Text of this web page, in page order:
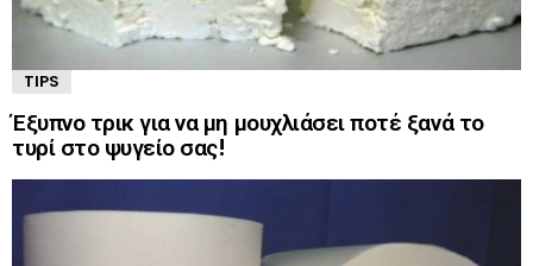
TIPS
Έξυπνο τρικ για να μη μουχλιάσει ποτέ ξανά το
τυρί στο ψυγείο σας!